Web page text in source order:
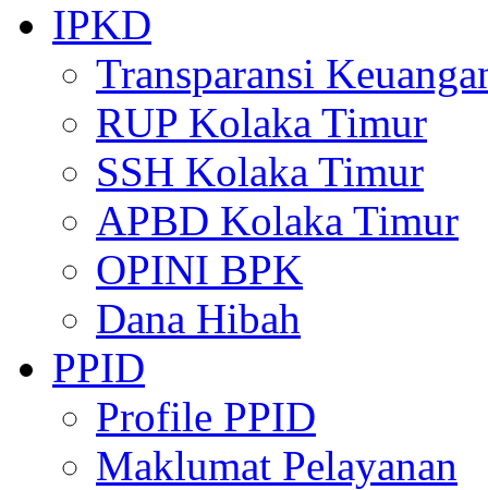
IPKD
Transparansi
RUP Kolaka Timur
SSH Kolaka Timur
APBD Kolaka Timur
OPINI BPK
Dana Hibah
PPID
Profile PPID
Maklumat Pelayanan